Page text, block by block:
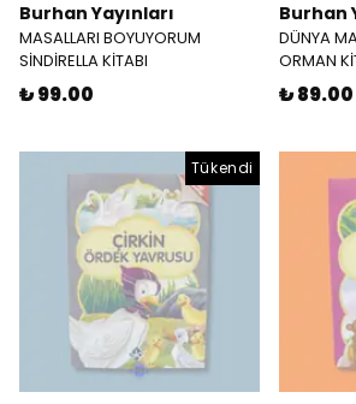
Burhan Yayınları
MASALLARI BOYUYORUM
SİNDİRELLA KİTABI
₺ 99.00
Burhan
DÜNYA
ORMAN
₺ 89.00
Tükendi